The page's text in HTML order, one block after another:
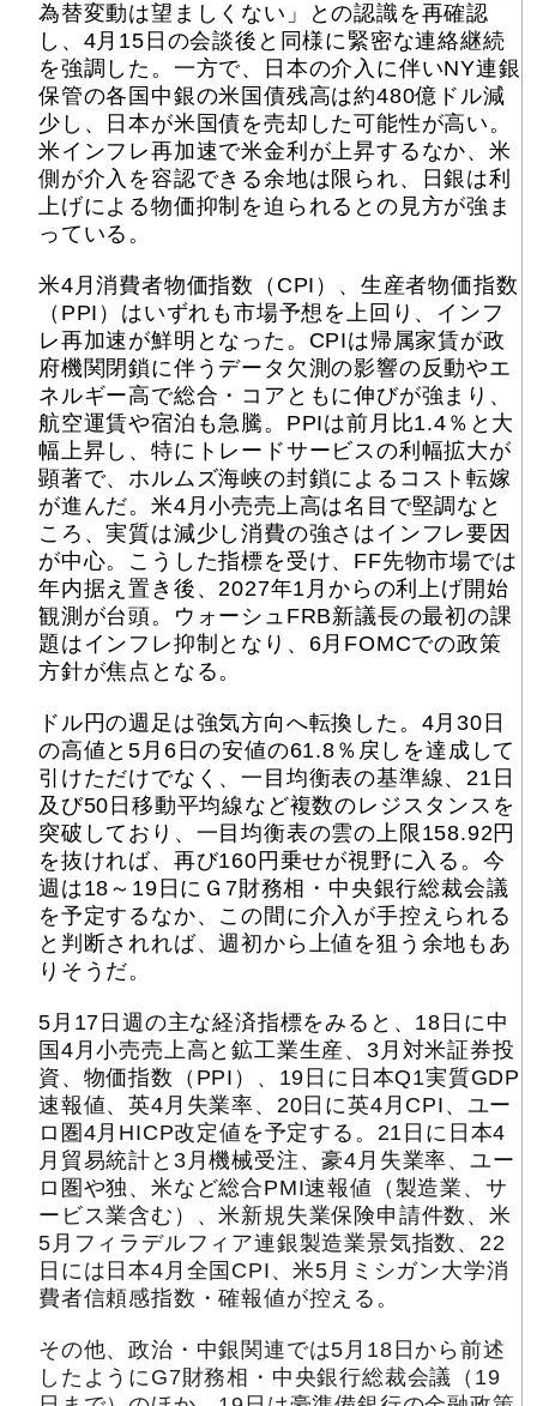
為替変動は望ましくない」との認識を再確認
し、4月15日の会談後と同様に緊密な連絡継続
を強調した。一方で、日本の介入に伴いNY連銀
保管の各国中銀の米国債残高は約480億ドル減
少し、日本が米国債を売却した可能性が高い。
米インフレ再加速で米金利が上昇するなか、米
側が介入を容認できる余地は限られ、日銀は利
上げによる物価抑制を迫られるとの見方が強ま
っている。
米4月消費者物価指数（CPI）、生産者物価指数
（PPI）はいずれも市場予想を上回り、インフ
レ再加速が鮮明となった。CPIは帰属家賃が政
府機関閉鎖に伴うデータ欠測の影響の反動やエ
ネルギー高で総合・コアともに伸びが強まり、
航空運賃や宿泊も急騰。PPIは前月比1.4％と大
幅上昇し、特にトレードサービスの利幅拡大が
顕著で、ホルムズ海峡の封鎖によるコスト転嫁
が進んだ。米4月小売売上高は名目で堅調なと
ころ、実質は減少し消費の強さはインフレ要因
が中心。こうした指標を受け、FF先物市場では
年内据え置き後、2027年1月からの利上げ開始
観測が台頭。ウォーシュFRB新議長の最初の課
題はインフレ抑制となり、6月FOMCでの政策
方針が焦点となる。
ドル円の週足は強気方向へ転換した。4月30日
の高値と5月6日の安値の61.8％戻しを達成して
引けただけでなく、一目均衡表の基準線、21日
及び50日移動平均線など複数のレジスタンスを
突破しており、一目均衡表の雲の上限158.92円
を抜ければ、再び160円乗せが視野に入る。今
週は18～19日にＧ7財務相・中央銀行総裁会議
を予定するなか、この間に介入が手控えられる
と判断されれば、週初から上値を狙う余地もあ
りそうだ。
5月17日週の主な経済指標をみると、18日に中
国4月小売売上高と鉱工業生産、3月対米証券投
資、物価指数（PPI）、19日に日本Q1実質GDP
速報値、英4月失業率、20日に英4月CPI、ユー
ロ圏4月HICP改定値を予定する。21日に日本4
月貿易統計と3月機械受注、豪4月失業率、ユー
ロ圏や独、米など総合PMI速報値（製造業、サ
ービス業含む）、米新規失業保険申請件数、米
5月フィラデルフィア連銀製造業景気指数、22
日には日本4月全国CPI、米5月ミシガン大学消
費者信頼感指数・確報値が控える。
その他、政治・中銀関連では5月18日から前述
したようにG7財務相・中央銀行総裁会議（19